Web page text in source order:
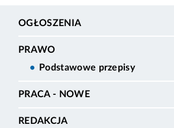
OGŁOSZENIA
PRAWO
Podstawowe przepisy
PRACA - NOWE
REDAKCJA